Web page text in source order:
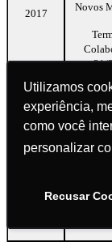
Utilizamos
experiência,
como você
personalizar
Recusar
Utilizamos
experiência,
como você
personalizar
Recusar
2017
Novos
21/
Novas
para